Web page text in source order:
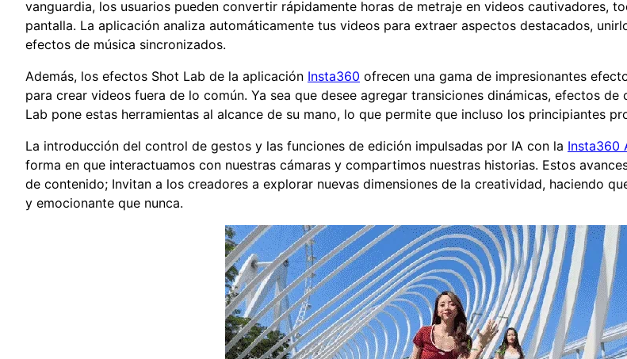
vanguardia, los usuarios pueden convertir rápidamente horas de metraje en videos cautivadores,
pantalla. La aplicación analiza automáticamente tus videos para extraer aspectos destacados,
efectos de música sincronizados.
Además, los efectos Shot Lab de la aplicación Insta360 ofrecen una gama de impresionantes
para crear videos fuera de lo común. Ya sea que desee agregar transiciones dinámicas, efectos
Lab pone estas herramientas al alcance de su mano, lo que permite que incluso los principiantes
La introducción del control de gestos y las funciones de edición impulsadas por IA con la Insta360
forma en que interactuamos con nuestras cámaras y compartimos nuestras historias. Estos
de contenido; Invitan a los creadores a explorar nuevas dimensiones de la creatividad, haciendo
y emocionante que nunca.